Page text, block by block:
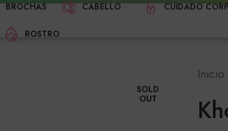
BROCHAS CABELLO CUIDADO
ROSTRO
SOLD
OUT
Inicio